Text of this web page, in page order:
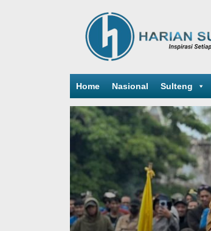
Home Nasional Sulteng